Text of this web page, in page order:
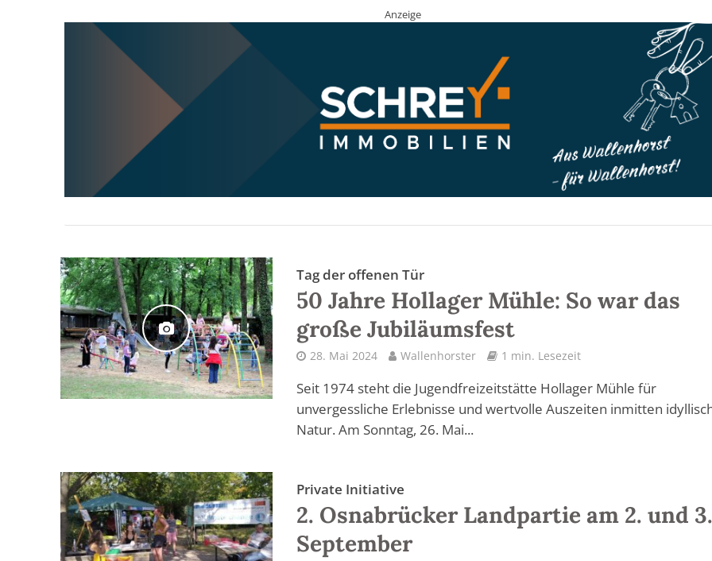
Anzeige
Tag der offenen Tür
50 Jahre Hollager Mühle: So war das
große Jubiläumsfest
28. Mai 2024 Wallenhorster 1 min. Lesezeit
Seit 1974 steht die Jugendfreizeitstätte Hollager Mühle für
unvergessliche Erlebnisse und wertvolle Auszeiten inmitten
Natur. Am Sonntag, 26. Mai...
Private Initiative
2. Osnabrücker Landpartie am 2. und 3.
September